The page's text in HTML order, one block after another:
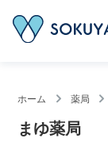
ホーム 薬局
まゆ薬局